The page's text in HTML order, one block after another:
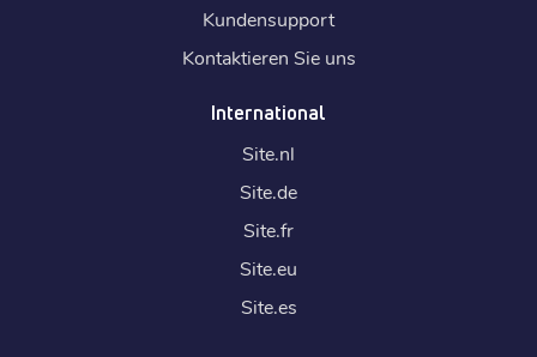
Kundensupport
Kontaktieren Sie uns
International
Site.nl
Site.de
Site.fr
Site.eu
Site.es